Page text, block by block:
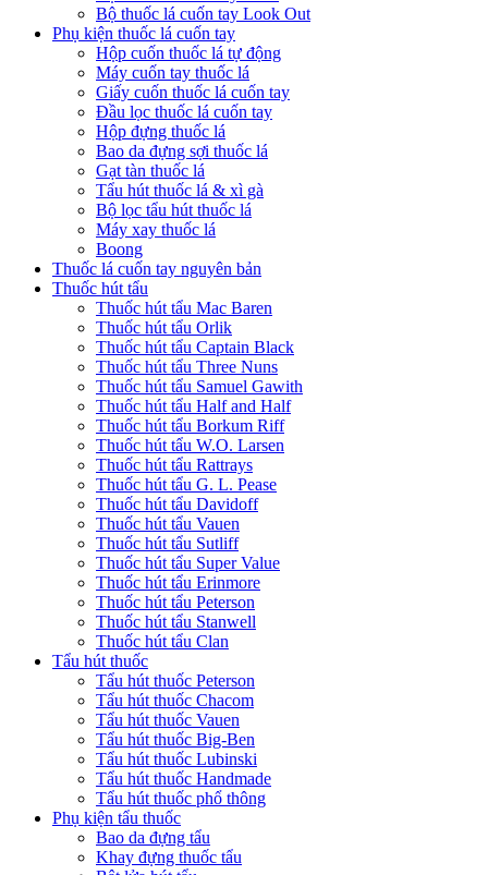
Bộ thuốc lá cuốn tay Look Out
Phụ kiện thuốc lá cuốn tay
Hộp cuốn thuốc lá tự động
Máy cuốn tay thuốc lá
Giấy cuốn thuốc lá cuốn tay
Đầu lọc thuốc lá cuốn tay
Hộp đựng thuốc lá
Bao da đựng sợi thuốc lá
Gạt tàn thuốc lá
Tẩu hút thuốc lá & xì gà
Bộ lọc tẩu hút thuốc lá
Máy xay thuốc lá
Boong
Thuốc lá cuốn tay nguyên bản
Thuốc hút tẩu
Thuốc hút tẩu Mac Baren
Thuốc hút tẩu Orlik
Thuốc hút tẩu Captain Black
Thuốc hút tẩu Three Nuns
Thuốc hút tẩu Samuel Gawith
Thuốc hút tẩu Half and Half
Thuốc hút tẩu Borkum Riff
Thuốc hút tẩu W.O. Larsen
Thuốc hút tẩu Rattrays
Thuốc hút tẩu G. L. Pease
Thuốc hút tẩu Davidoff
Thuốc hút tẩu Vauen
Thuốc hút tẩu Sutliff
Thuốc hút tẩu Super Value
Thuốc hút tẩu Erinmore
Thuốc hút tẩu Peterson
Thuốc hút tẩu Stanwell
Thuốc hút tẩu Clan
Tẩu hút thuốc
Tẩu hút thuốc Peterson
Tẩu hút thuốc Chacom
Tẩu hút thuốc Vauen
Tẩu hút thuốc Big-Ben
Tẩu hút thuốc Lubinski
Tẩu hút thuốc Handmade
Tẩu hút thuốc phổ thông
Phụ kiện tẩu thuốc
Bao da đựng tẩu
Khay đựng thuốc tẩu